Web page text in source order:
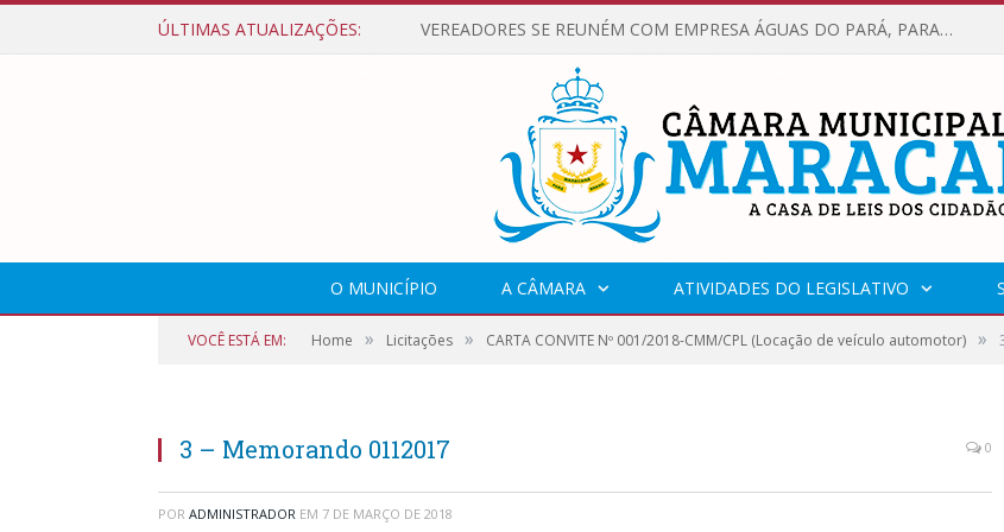
ÚLTIMAS ATUALIZAÇÕES: VEREADORES SE REUNÉM COM EMPRESA ÁGUAS DO PARÁ, PARA APRESENTAR REIVINDICAÇÕES E MELHORIAS NA QUALIDADE DOS SERVIÇOS OFERECIDOS Á POPULAÇÃO.
O MUNICÍPIO A CÂMARA ATIVIDADES DO LEGISLATIVO
VOCÊ ESTÁ EM: Home » Licitações » CARTA CONVITE Nº 001/2018-CMM/CPL (Locação de veículo automotor) »
3 – Memorando 0112017 0
POR ADMINISTRADOR EM 7 DE MARÇO DE 2018